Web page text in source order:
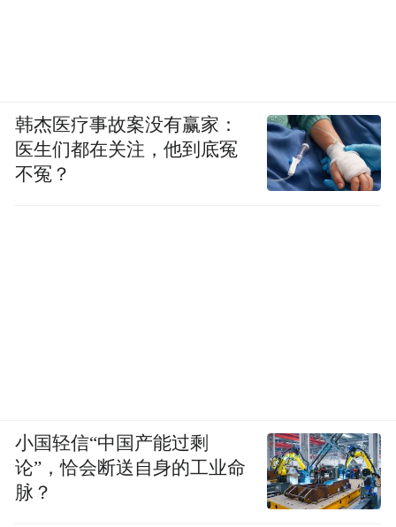
韩杰医疗事故案没有赢家：
医生们都在关注，他到底冤
不冤？
小国轻信“中国产能过剩
论”，恰会断送自身的工业命
脉？